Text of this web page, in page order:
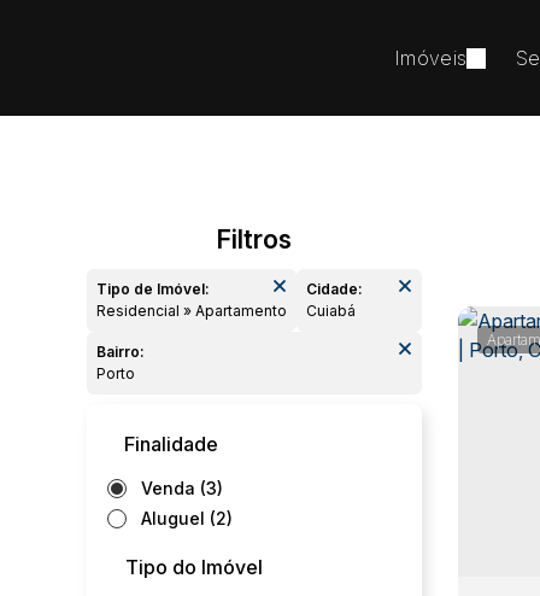
Imóveis
Tipo de Imóvel:
Residencial » Apartamento
Cidade:
Cuiabá
Bairro:
Porto
Finalidade
Venda (3)
Aluguel (2)
Tipo do Imóvel